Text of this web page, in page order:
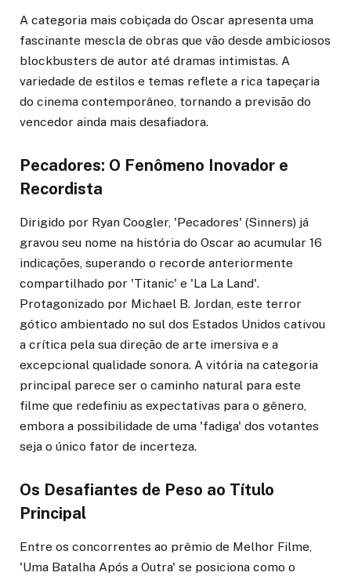
A categoria mais cobiçada do Oscar apresenta uma
fascinante mescla de obras que vão desde ambiciosos
blockbusters de autor até dramas intimistas. A
variedade de estilos e temas reflete a rica tapeçaria
do cinema contemporâneo, tornando a previsão do
vencedor ainda mais desafiadora.
Pecadores: O Fenômeno Inovador e
Recordista
Dirigido por Ryan Coogler, 'Pecadores' (Sinners) já
gravou seu nome na história do Oscar ao acumular 16
indicações, superando o recorde anteriormente
compartilhado por 'Titanic' e 'La La Land'.
Protagonizado por Michael B. Jordan, este terror
gótico ambientado no sul dos Estados Unidos cativou
a crítica pela sua direção de arte imersiva e a
excepcional qualidade sonora. A vitória na categoria
principal parece ser o caminho natural para este
filme que redefiniu as expectativas para o gênero,
embora a possibilidade de uma 'fadiga' dos votantes
seja o único fator de incerteza.
Os Desafiantes de Peso ao Título
Principal
Entre os concorrentes ao prêmio de Melhor Filme,
'Uma Batalha Após a Outra' se posiciona como o